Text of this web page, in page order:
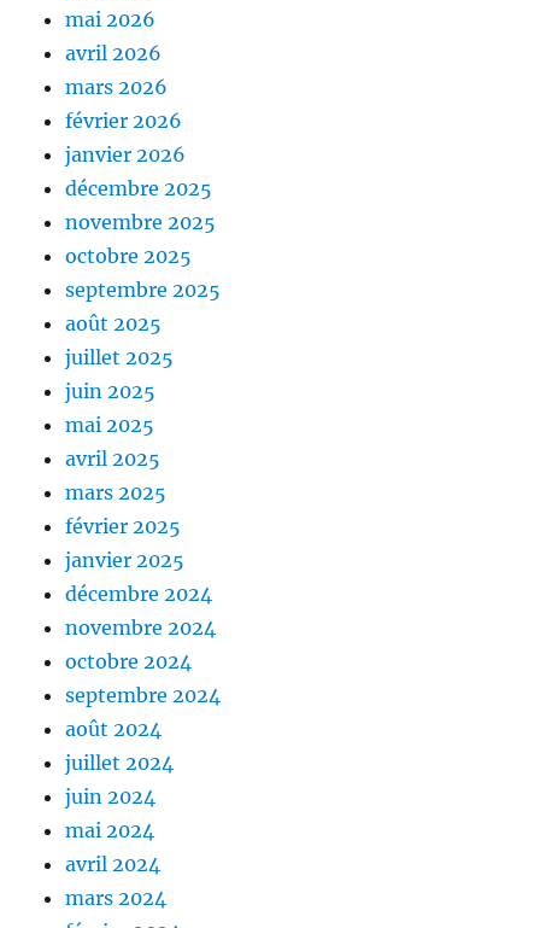
mai 2026
avril 2026
mars 2026
février 2026
janvier 2026
décembre 2025
novembre 2025
octobre 2025
septembre 2025
août 2025
juillet 2025
juin 2025
mai 2025
avril 2025
mars 2025
février 2025
janvier 2025
décembre 2024
novembre 2024
octobre 2024
septembre 2024
août 2024
juillet 2024
juin 2024
mai 2024
avril 2024
mars 2024